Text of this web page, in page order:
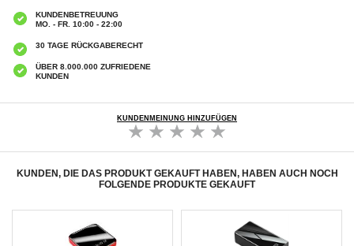
KUNDENBETREUUNG
MO. - FR. 10:00 - 22:00
30 TAGE RÜCKGABERECHT
ÜBER 8.000.000 ZUFRIEDENE
KUNDEN
KUNDENMEINUNG HINZUFÜGEN
KUNDEN, DIE DAS PRODUKT GEKAUFT HABEN, HABEN AUCH NOCH
FOLGENDE PRODUKTE GEKAUFT